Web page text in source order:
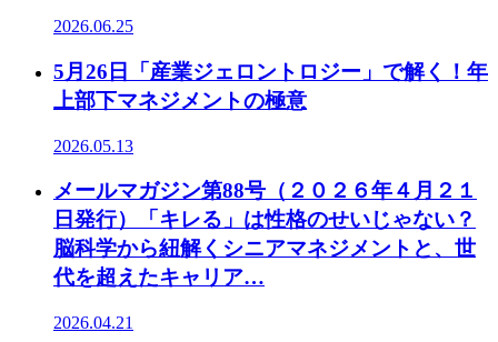
2026.06.25
5月26日「産業ジェロントロジー」で解く！年
上部下マネジメントの極意
2026.05.13
メールマガジン第88号（２０２６年４月２１
日発行）「キレる」は性格のせいじゃない？
脳科学から紐解くシニアマネジメントと、世
代を超えたキャリア…
2026.04.21